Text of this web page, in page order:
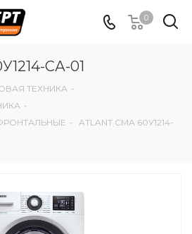
0
СА-01
ТЕХНИКА -
-
- ATLANT СМА 60У1214-